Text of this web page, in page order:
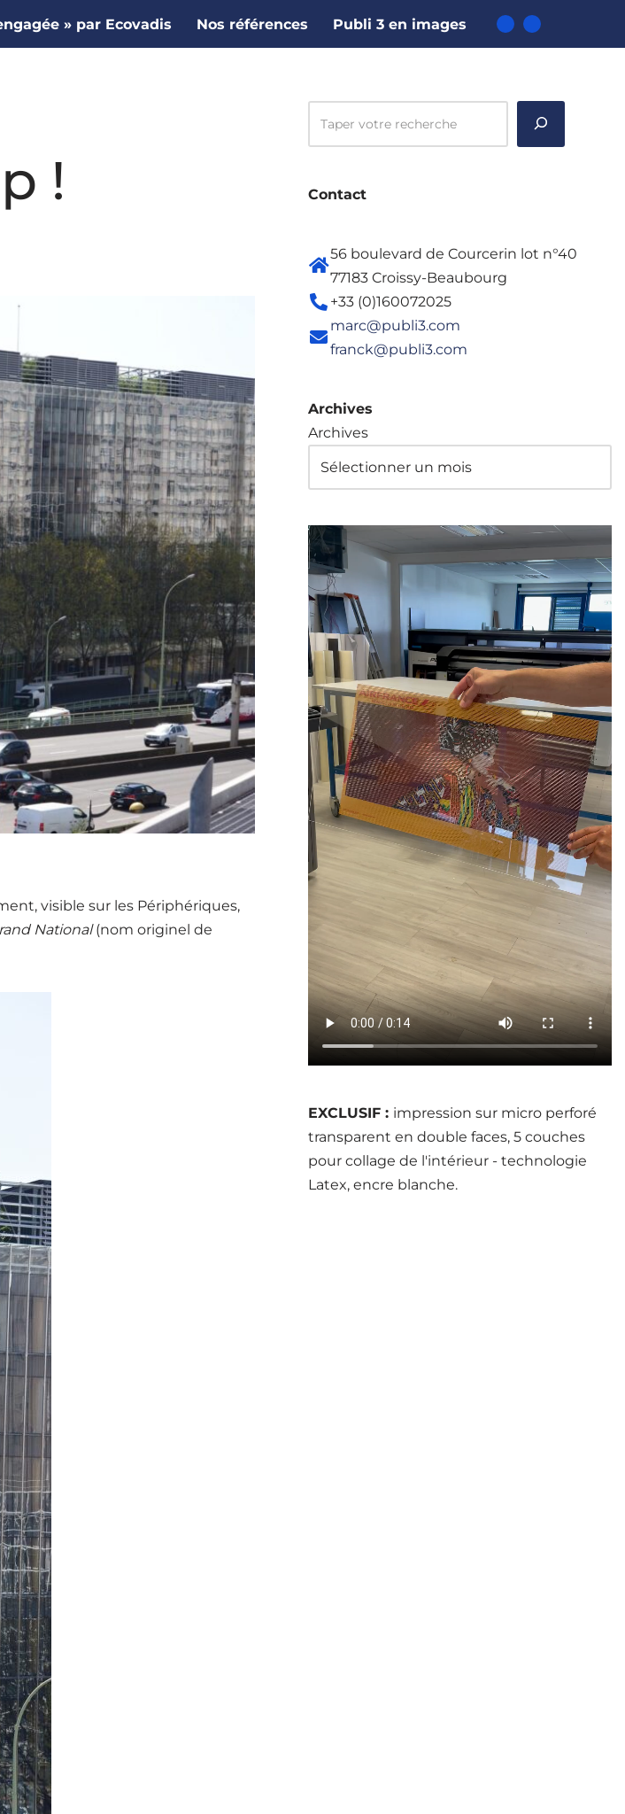
» par Ecovadis Nos références Publi 3 en images
!
visible sur les Périphériques,
National(nom originel de
Contact
56 boulevard de Courcerin lot n°40
77183 Croissy-Beaubourg
+33 (0)160072025
marc@publi3.com
franck@publi3.com
Archives
Archives
EXCLUSIF : impression sur micro perforé
transparent en double faces, 5 couches
pour collage de l'intérieur - technologie
Latex, encre blanche.